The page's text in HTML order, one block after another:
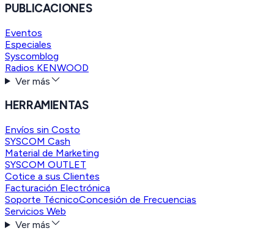
PUBLICACIONES
Eventos
Especiales
Syscomblog
Radios KENWOOD
Ver más
HERRAMIENTAS
Envíos sin Costo
SYSCOM Cash
Material de Marketing
SYSCOM OUTLET
Cotice a sus Clientes
Facturación Electrónica
Soporte TécnicoConcesión de Frecuencias
Servicios Web
Ver más